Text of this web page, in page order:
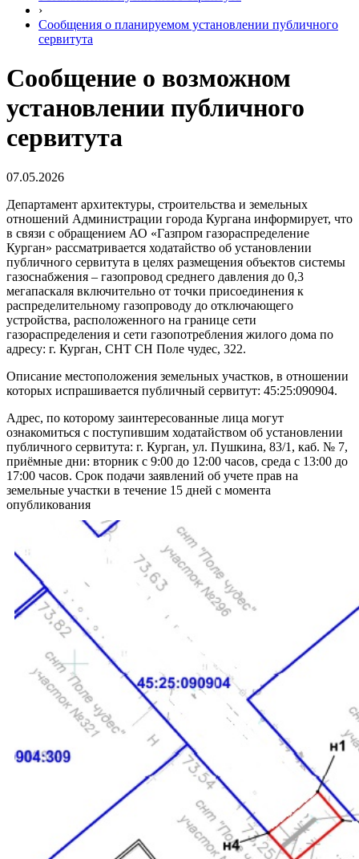
›
Сообщения о планируемом установлении публичного
сервитута
Сообщение о возможном
установлении публичного
сервитута
07.05.2026
Департамент архитектуры, строительства и земельных
отношений Администрации города Кургана информирует, что
в связи с обращением АО «Газпром газораспределение
Курган» рассматривается ходатайство об установлении
публичного сервитута в целях размещения объектов системы
газоснабжения – газопровод среднего давления до 0,3
мегапаскаля включительно от точки присоединения к
распределительному газопроводу до отключающего
устройства, расположенного на границе сети
газораспределения и сети газопотребления жилого дома по
адресу: г. Курган, СНТ СН Поле чудес, 322.
Описание местоположения земельных участков, в отношении
которых испрашивается публичный сервитут: 45:25:090904.
Адрес, по которому заинтересованные лица могут
ознакомиться с поступившим ходатайством об установлении
публичного сервитута: г. Курган, ул. Пушкина, 83/1, каб. № 7,
приёмные дни: вторник с 9:00 до 12:00 часов, среда с 13:00 до
17:00 часов. Срок подачи заявлений об учете прав на
земельные участки в течение 15 дней с момента
опубликования